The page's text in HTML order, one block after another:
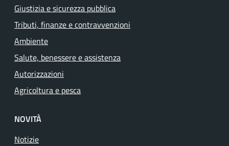
Giustizia e sicurezza pubblica
Tributi, finanze e contravvenzioni
Ambiente
Salute, benessere e assistenza
Autorizzazioni
Agricoltura e pesca
NOVITÀ
Notizie